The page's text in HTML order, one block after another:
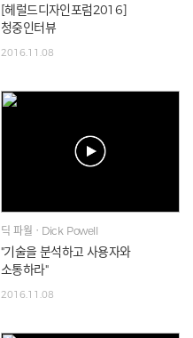
[헤럴드디자인포럼2016]
청중인터뷰
2016.11.08
딕 파월ㆍDick Powell
"기술을 분석하고 사용자와
소통하라"
2016.11.08